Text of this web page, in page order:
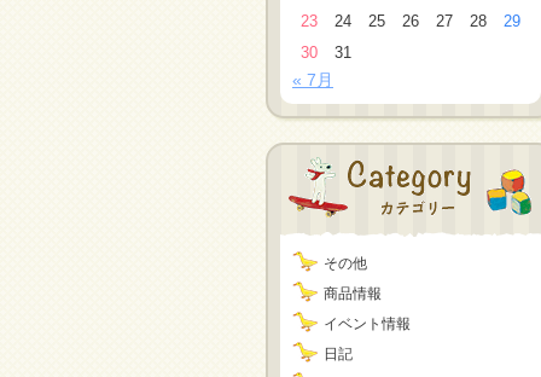
23
24 25 26 27 28
29
30
31
« 7月
その他
商品情報
イベント情報
日記